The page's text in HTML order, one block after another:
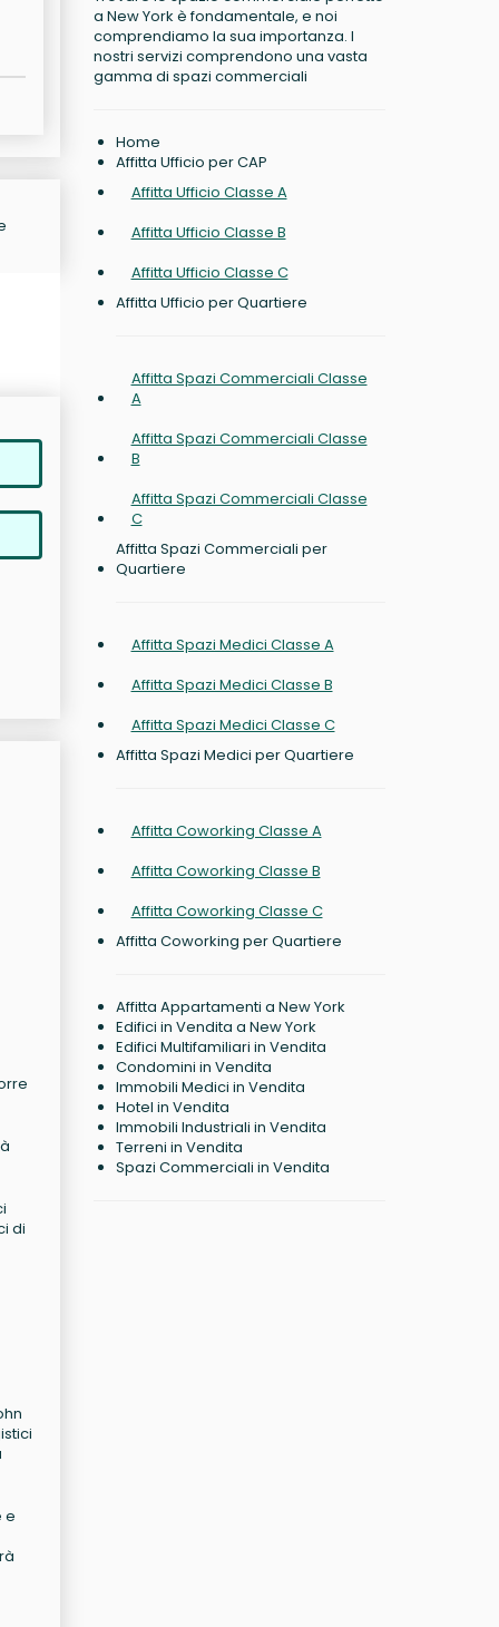
di
e
a New York è fondamentale, e noi
comprendiamo la sua importanza. I
nostri servizi comprendono una vasta
gamma di spazi commerciali
Home
Affitta Ufficio per CAP
Affitta Ufficio Classe A
Affitta Ufficio Classe B
Affitta Ufficio Classe C
Affitta Ufficio per Quartiere
Affitta Spazi Commerciali Classe
A
Affitta Spazi Commerciali Classe
B
Affitta Spazi Commerciali Classe
C
Affitta Spazi Commerciali per
Quartiere
Affitta Spazi Medici Classe A
Affitta Spazi Medici Classe B
Affitta Spazi Medici Classe C
Affitta Spazi Medici per Quartiere
Affitta Coworking Classe A
Affitta Coworking Classe B
Affitta Coworking Classe C
Affitta Coworking per Quartiere
Affitta Appartamenti a New York
Edifici in Vendita a New York
Edifici Multifamiliari in Vendita
Condomini in Vendita
Immobili Medici in Vendita
Hotel in Vendita
Immobili Industriali in Vendita
Terreni in Vendita
Spazi Commerciali in Vendita